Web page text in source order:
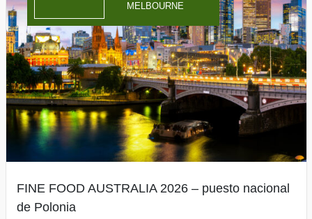
MELBOURNE
FINE FOOD AUSTRALIA 2026 – puesto nacional
de Polonia